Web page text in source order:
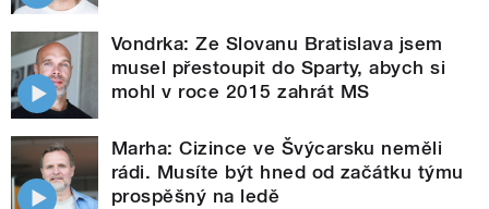
Vondrka: Ze Slovanu Bratislava jsem
musel přestoupit do Sparty, abych si
mohl v roce 2015 zahrát MS
Marha: Cizince ve Švýcarsku neměli
rádi. Musíte být hned od začátku týmu
prospěšný na ledě